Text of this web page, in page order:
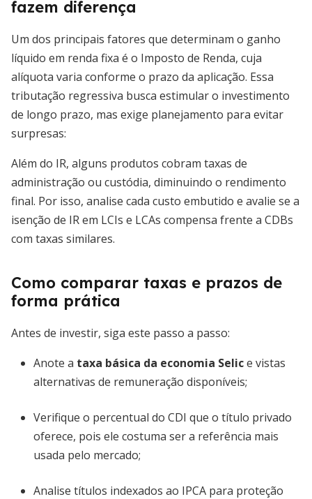
fazem diferença
Um dos principais fatores que determinam o ganho
líquido em renda fixa é o Imposto de Renda, cuja
alíquota varia conforme o prazo da aplicação. Essa
tributação regressiva busca estimular o investimento
de longo prazo, mas exige planejamento para evitar
surpresas:
Além do IR, alguns produtos cobram taxas de
administração ou custódia, diminuindo o rendimento
final. Por isso, analise cada custo embutido e avalie se a
isenção de IR em LCIs e LCAs compensa frente a CDBs
com taxas similares.
Como comparar taxas e prazos de
forma prática
Antes de investir, siga este passo a passo:
Anote a taxa básica da economia Selice vistas
alternativas de remuneração disponíveis;
Verifique o percentual do CDI que o título privado
oferece, pois ele costuma ser a referência mais
usada pelo mercado;
Analise títulos indexados ao IPCA para proteção